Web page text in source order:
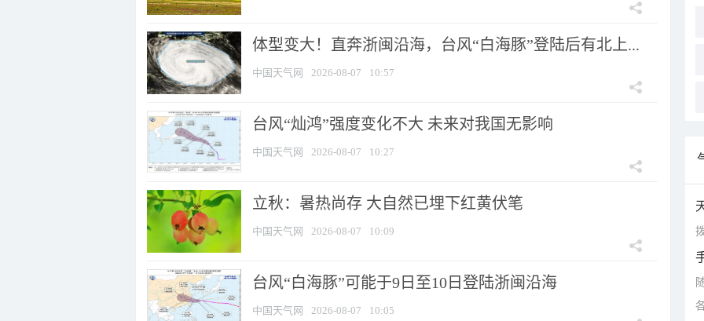
体型变大！直奔浙闽沿海，台风“白海豚”登陆后有北上...
中国天气网 2026-08-07 10:57
台风“灿鸿”强度变化不大 未来对我国无影响
中国天气网 2026-08-07 10:27
立秋：暑热尚存 大自然已埋下红黄伏笔
中国天气网 2026-08-07 10:09
台风“白海豚”可能于9日至10日登陆浙闽沿海
中国天气网 2026-08-07 10:05